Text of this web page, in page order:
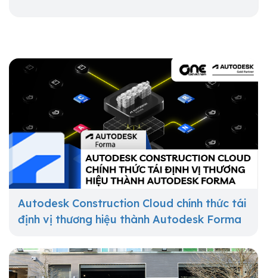
Autodesk Construction Cloud chính thức tái
định vị thương hiệu thành Autodesk Forma